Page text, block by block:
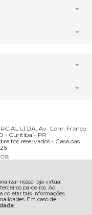
nossa loja virtual
parceiros. Ao
coletar tais informações
Em caso de
LTDA, Av. Com. Franco
- Curitiba - PR
reservados - Casa das